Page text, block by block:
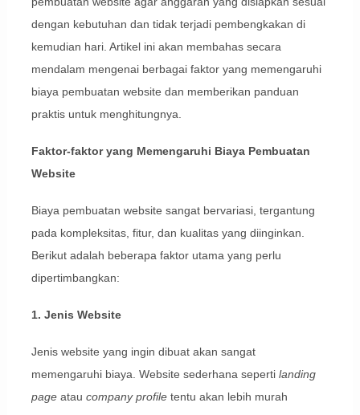
dengan kebutuhan dan tidak terjadi pembengkakan di
kemudian hari. Artikel ini akan membahas secara
mendalam mengenai berbagai faktor yang memengaruhi
biaya pembuatan website dan memberikan panduan
praktis untuk menghitungnya.
Faktor-faktor yang Memengaruhi Biaya Pembuatan
Website
Biaya pembuatan website sangat bervariasi, tergantung
pada kompleksitas, fitur, dan kualitas yang diinginkan.
Berikut adalah beberapa faktor utama yang perlu
dipertimbangkan:
1. Jenis Website
Jenis website yang ingin dibuat akan sangat
memengaruhi biaya. Website sederhana seperti landing
pageatau company profiletentu akan lebih murah